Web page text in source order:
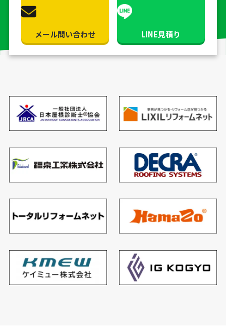
メール問い合わせ LINE見積り